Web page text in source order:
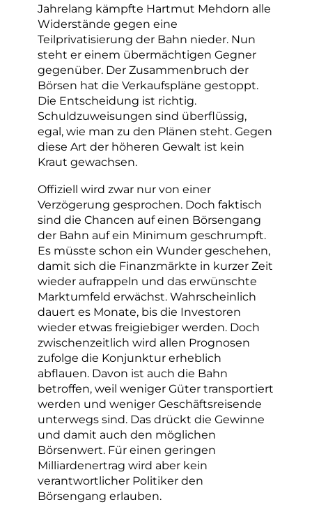
Jahrelang kämpfte Hartmut Mehdorn alle
Widerstände gegen eine
Teilprivatisierung der Bahn nieder. Nun
steht er einem übermächtigen Gegner
gegenüber. Der Zusammenbruch der
Börsen hat die Verkaufspläne gestoppt.
Die Entscheidung ist richtig.
Schuldzuweisungen sind überflüssig,
egal, wie man zu den Plänen steht. Gegen
diese Art der höheren Gewalt ist kein
Kraut gewachsen.
Offiziell wird zwar nur von einer
Verzögerung gesprochen. Doch faktisch
sind die Chancen auf einen Börsengang
der Bahn auf ein Minimum geschrumpft.
Es müsste schon ein Wunder geschehen,
damit sich die Finanzmärkte in kurzer Zeit
wieder aufrappeln und das erwünschte
Marktumfeld erwächst. Wahrscheinlich
dauert es Monate, bis die Investoren
wieder etwas freigiebiger werden. Doch
zwischenzeitlich wird allen Prognosen
zufolge die Konjunktur erheblich
abflauen. Davon ist auch die Bahn
betroffen, weil weniger Güter transportiert
werden und weniger Geschäftsreisende
unterwegs sind. Das drückt die Gewinne
und damit auch den möglichen
Börsenwert. Für einen geringen
Milliardenertrag wird aber kein
verantwortlicher Politiker den
Börsengang erlauben.